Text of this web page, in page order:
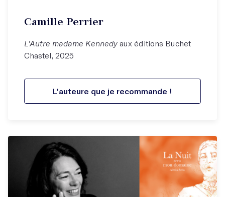
Camille Perrier
L'Autre madame Kennedy aux éditions Buchet
Chastel, 2025
L'auteure que je recommande !